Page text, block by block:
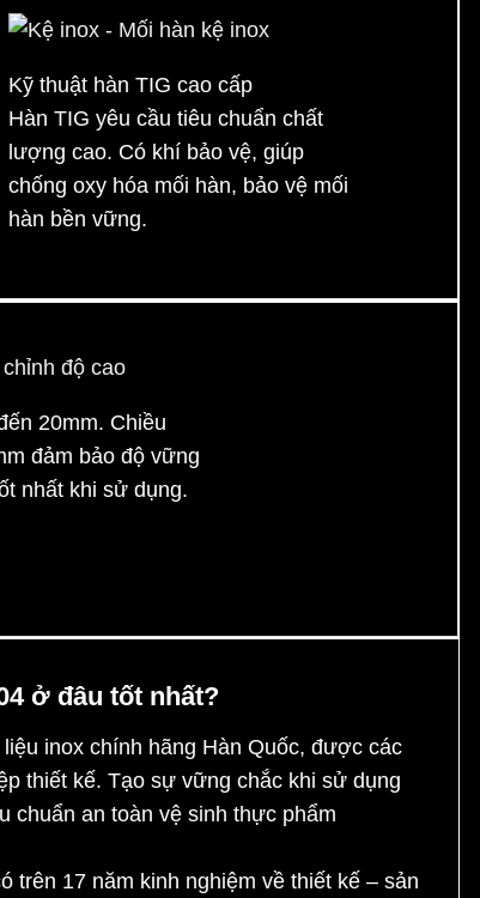
Kỹ thuật hàn TIG cao cấp
Hàn TIG yêu cầu tiêu chuẩn chất
lượng cao. Có khí bảo vệ, giúp
chống oxy hóa mối hàn, bảo vệ mối
hàn bền vững.
20mm. Chiều
đảm bảo độ vững
nhất khi sử dụng.
ở đâu tốt nhất?
inox chính hãng Hàn Quốc, được các
thiết kế. Tạo sự vững chắc khi sử dụng
chuẩn an toàn vệ sinh thực phẩm
trên 17 năm kinh nghiệm về thiết kế – sản